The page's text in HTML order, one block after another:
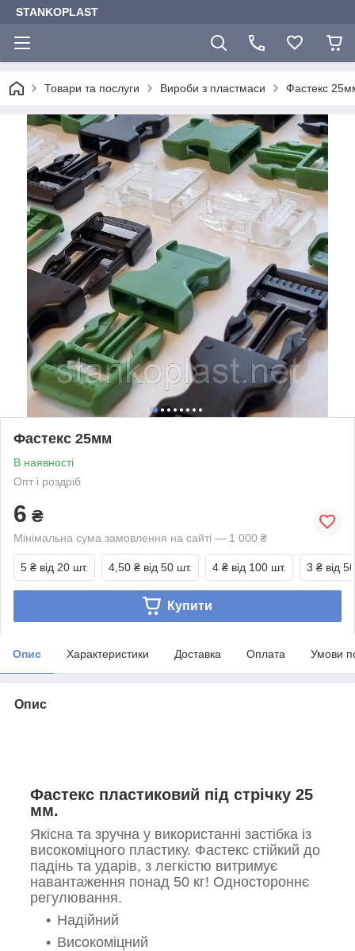
STANKOPLAST
Товари та послуги Вироби з пластмаси Фастекс
Фастекс 25мм
В наявності
Опт і роздріб
6 ₴
Мінімальна сума замовлення на сайті — 1 000 ₴
5 ₴ від 20 шт. 4,50 ₴ від 50 шт. 4 ₴ від 100 шт. 3 ₴ від
Купити
Опис Характеристики Доставка Оплата Умови
Опис
Фастекс пластиковий під стрічку 25
мм.
Якісна та зручна у використанні застібка із
високоміцного пластику. Фастекс стійкий до
падінь та ударів, з легкістю витримує
навантаження понад 50 кг! Одностороннє
регулювання.
Надійний
Високоміцний